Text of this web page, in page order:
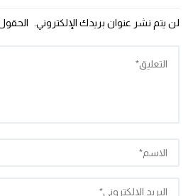
لن يتم نشر عنوان بريدك الإلكتروني.